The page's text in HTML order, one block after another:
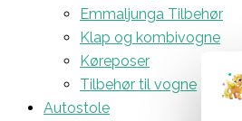
Emmaljunga Tilbehør
Klap og kombivogne
Køreposer
Tilbehør til vogne
Autostole